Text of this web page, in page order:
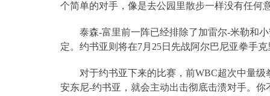
个简单的对手，像是去公园里散步一样没有任何
泰森-富里前一阵已经排除了加雷尔-米勒和
定。约书亚则将在7月 25日先战阿尔巴尼亚拳手
对于约书亚下来的比赛，前WBC超次中量级
安东尼-约书亚，就会主动出击彻底击溃对手。